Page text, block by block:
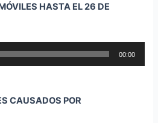
HASTA EL 26 DE
00:00
CAUSADOS POR